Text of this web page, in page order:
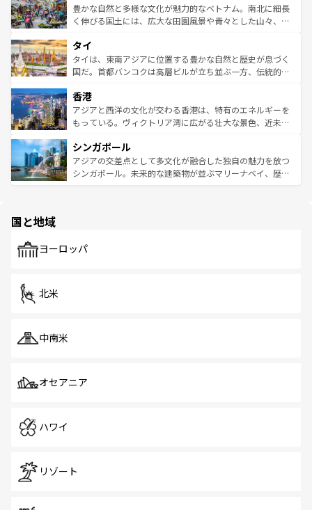
が味わえる。 なお、新着の台湾情報は コンテンツ一覧を参
照してほしい。
できる。そして、キムチや焼肉、絶品のストリートフード
まで、さまざまな韓国料理が待っている。夜には、韓国な
リティに包まれながら、韓国の多彩な魅力を心ゆくまで味
わってみてほしい。 なお、新着の韓国情報はコンテンツ一
覧を参照してほしい。
豊かな自然と多様な文化が魅力的なベトナム。南北に細長
く伸びる国土には、広大な田園風景や青々とした山々、世
急速な発展と共に伝統が息づく。ハノイの古い町並みやホ
ーチミン市のフランス統治時代の建物も、独特の雰囲気を
醸し出している。また、バラエティの豊かさとおいしさで
とつ。フォーやバインミー、ベトナムコーヒーなどは、ぜ
ひ現地で味わいたい。どの地域を訪れてもあたたかい人々
が旅行者を迎えてくれるので、きっと忘れられない旅にな
参照してほしい。
タイ
タイは、東南アジアに位置する豊かな自然と歴史が息づく
国だ。首都バンコクは高層ビルが立ち並ぶ一方、伝統的な
の活気が交差している。北部ではチェンマイなどの山岳地
帯で自然と触れ合い、南部ではプーケットやクラビの美し
いビーチでリゾート気分を楽しむことができる。タイ料理
激する。気候は一年中温暖で、どの季節にも異なる楽しみ
が待っている。親しみやすいタイの人々、仏教を中心とし
た文化、そして多様な観光資源が、訪れる旅人を魅了し続
香港
アジアと西洋の文化が交わる香港は、特有のエネルギーを
もっている。ヴィクトリア湾に広がる壮大な景色、近未来
み、どこを訪れても感動するはず。観光スポットが密集し
ており、効率よく見どころを回れるのも魅力。息をのむよ
うな絶景から文化的な体験まで、香港を存分に楽しみ尽く
シンガポール
アジアの交差点として多文化が融合した独自の魅力を放つ
シンガポール。未来的な建築物が並ぶマリーナベイ、歴史
で、ホーカーズは地元の風情を楽しめる外せないスポット
国と地域
ヨーロッパ
北米
中南米
オセアニア
ハワイ
リゾート